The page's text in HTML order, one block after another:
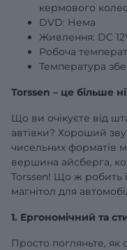
кермового
DVD: Нема
Живлення: DC
Робоча
Температура
Torssen – це більше
Що ви очікуєте від
автівки? Хороший
чисельних форматів
вершина айсберга,
Torssen! Що ж робить
магнітол для
1. Ергономічний та
Просто погляньте, як